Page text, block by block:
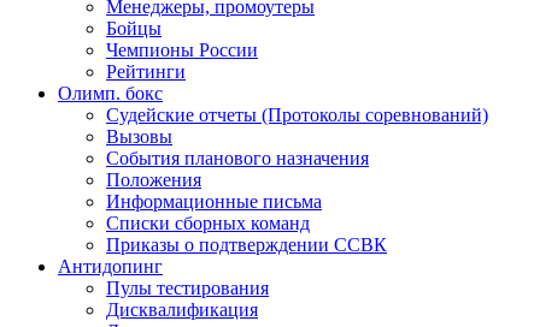
Менеджеры, промоутеры
Бойцы
Чемпионы России
Рейтинги
Олимп. бокс
Судейские отчеты (Протоколы соревнований)
Вызовы
События планового назначения
Положения
Информационные письма
Списки сборных команд
Приказы о подтверждении ССВК
Антидопинг
Пулы тестирования
Дисквалификация